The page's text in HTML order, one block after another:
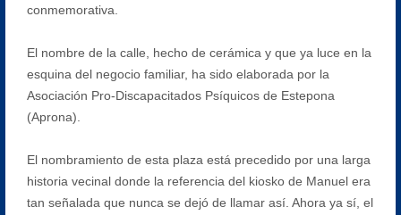
conmemorativa.
El nombre de la calle, hecho de cerámica y que ya luce en la
esquina del negocio familiar, ha sido elaborada por la
Asociación Pro-Discapacitados Psíquicos de Estepona
(Aprona).
El nombramiento de esta plaza está precedido por una larga
historia vecinal donde la referencia del kiosko de Manuel era
tan señalada que nunca se dejó de llamar así. Ahora ya sí, el